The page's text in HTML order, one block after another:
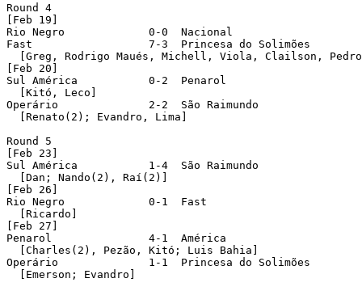
Round 4
[Feb 19]
Rio Negro             0-0  Nacional
Fast                  7-3  Princesa do Solimões
[Greg, Rodrigo Maués, Michell, Viola, Clailson,
[Feb 20]
Sul América           0-2  Penarol
  [Kitó, Leco]
Operário              2-2  São Raimundo
  [Renato(2); Evandro, Lima]
Round 5
[Feb 23]
Sul América           1-4  São Raimundo
  [Dan; Nando(2), Raí(2)]
[Feb 26]
Rio Negro             0-1  Fast
  [Ricardo]
[Feb 27]
Penarol               4-1  América
  [Charles(2), Pezão, Kitó; Luis Bahia]
Operário              1-1  Princesa do Solimões
  [Emerson; Evandro]